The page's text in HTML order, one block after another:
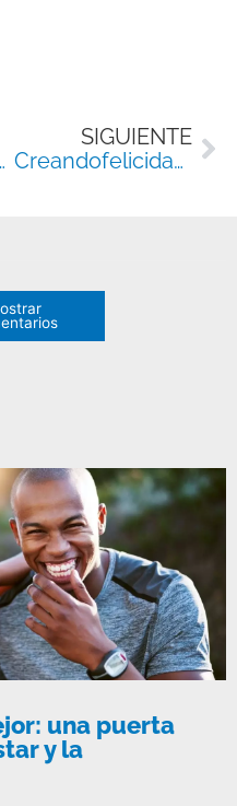
amor
SIGUIENTE
Creandofelicidad utilizando la PNL
una puerta
y la